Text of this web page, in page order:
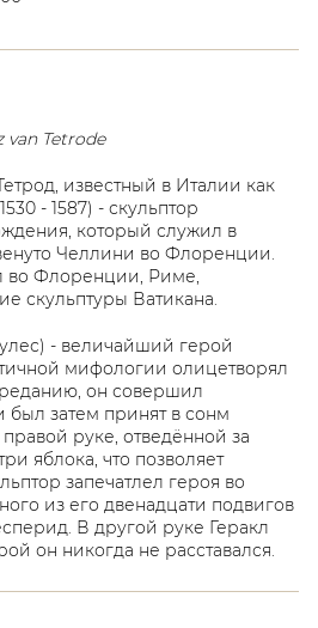
van Tetrode
известный в Италии как
- 1587) - скульптор
который служил в
Челлини во Флоренции.
во Флоренции, Риме,
скульптуры Ватикана.
- величайший герой
мифологии олицетворял
он совершил
был затем принят в сонм
руке, отведённой за
яблока, что позволяет
запечатлел героя во
из его двенадцати подвигов
В другой руке Геракл
он никогда не расставался.